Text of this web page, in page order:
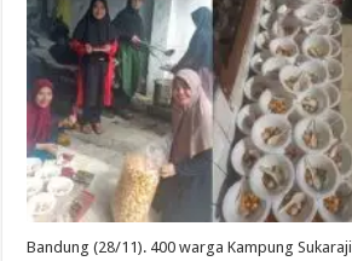
Bandung (28/11). 400 warga Kampung